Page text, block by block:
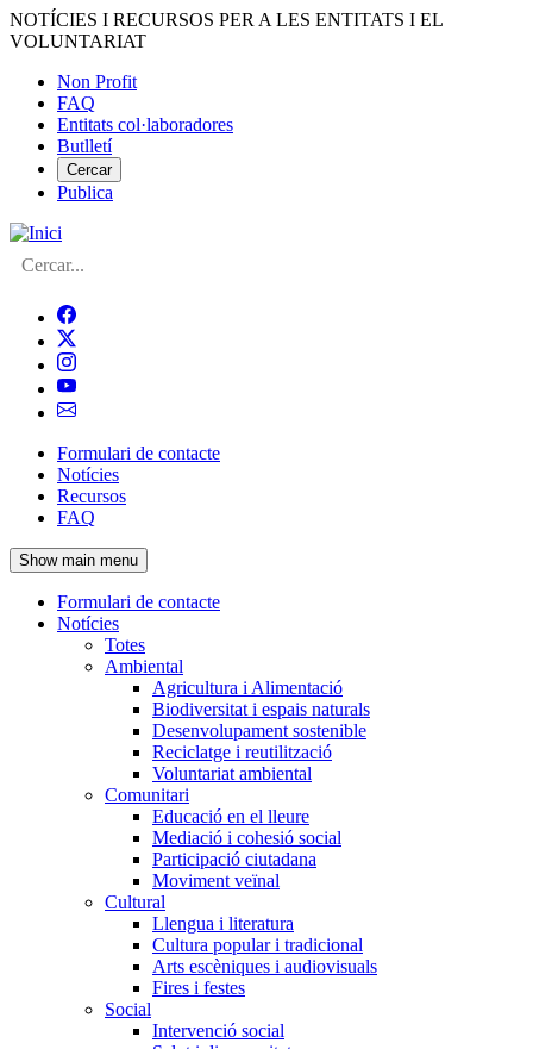
Vés
al
NOTÍCIES I RECURSOS PER A LES ENTITATS I EL
VOLUNTARIAT
Menú
del
compte
d'usuari
Non Profit
FAQ
Entitats col·laboradores
Butlletí
Cercar
Publica
Cerca
Navegació
principal
de
l'encapçalament
Formulari de contacte
Notícies
Recursos
FAQ
Show main menu
Navegació
principal
Formulari de contacte
Notícies
Totes
Ambiental
Agricultura i Alimentació
Biodiversitat i espais naturals
Desenvolupament sostenible
Reciclatge i reutilització
Voluntariat ambiental
Comunitari
Educació en el lleure
Mediació i cohesió social
Participació ciutadana
Moviment veïnal
Cultural
Llengua i literatura
Cultura popular i tradicional
Arts escèniques i audiovisuals
Fires i festes
Social
Intervenció social